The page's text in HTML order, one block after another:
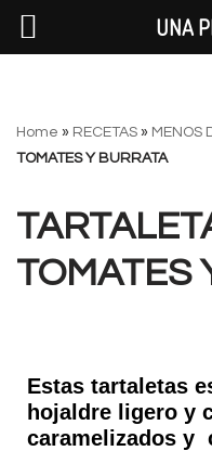
al
contenido
Home » RECETAS » MENOS
TOMATES Y BURRATA
TOMATES
Estas tartaletas
hojaldre ligero y
caramelizados y
UNA